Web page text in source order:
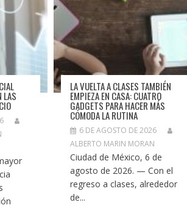
LAS
LA VUELTA A CLASES TAMBIÉN
EMPIEZA EN CASA: CUATRO
GADGETS PARA HACER MÁS
CÓMODA LA RUTINA
6 DE AGOSTO DE 2026
ALBERTO MARIN MORAN
Ciudad de México, 6 de
agosto de 2026. — Con el
regreso a clases, alrededor
de...